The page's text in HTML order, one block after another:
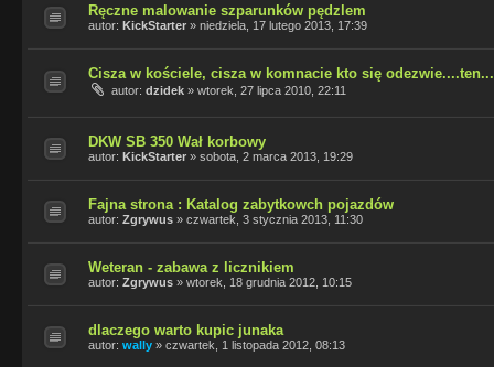
Ręczne malowanie szparunków pędzlem
autor: KickStarter » niedziela, 17 lutego 2013, 17:39
Cisza w kościele, cisza w komnacie kto się odezwie....ten...
autor: dzidek » wtorek, 27 lipca 2010, 22:11
DKW SB 350 Wał korbowy
autor: KickStarter » sobota, 2 marca 2013, 19:29
Fajna strona : Katalog zabytkowch pojazdów
autor: Zgrywus » czwartek, 3 stycznia 2013, 11:30
Weteran - zabawa z licznikiem
autor: Zgrywus » wtorek, 18 grudnia 2012, 10:15
dlaczego warto kupic junaka
autor: wally » czwartek, 1 listopada 2012, 08:13